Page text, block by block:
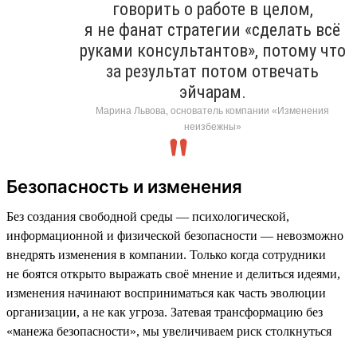
говорить о работе в целом,
я не фанат стратегии «сделать всё
руками консультантов», потому что
за результат потом отвечать
эйчарам.
Марина Львова, основатель компании «Изменения
неизбежны»
Безопасность и изменения
Без создания свободной среды — психологической,
информационной и физической безопасности — невозможно
внедрять изменения в компании. Только когда сотрудники
не боятся открыто выражать своё мнение и делиться идеями,
изменения начинают восприниматься как часть эволюции
организации, а не как угроза. Затевая трансформацию без
«манежа безопасности», мы увеличиваем риск столкнуться